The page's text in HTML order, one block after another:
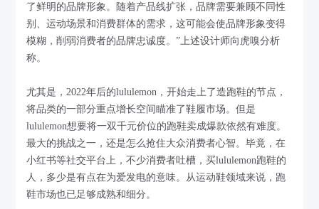
了鲜明的品牌形象。随着产品线扩张，品牌需要兼顾不同性
别、运动场景和消费群体的需求，这可能会使品牌形象变得
模糊，削弱消费者的品牌忠诚度。”上述设计师向虎嗅分析
称。
尤其是，2022年后的lululemon，开始走上了造跑鞋的节点，
将品类的一部分重点增长空间瞄准了鞋履市场。但是
lululemon想要将一双千元价位的跑鞋卖成爆款依然有难度。
最大的挑战之一，还是怎么抢住大众消费者心智。毕竟，在
小红书等社交平台上，不少消费者吐槽，买lululemon跑鞋的
人，多少是有点在为爱发电的意味。从运动鞋领域来说，跑
鞋市场也已足够成熟和细分。